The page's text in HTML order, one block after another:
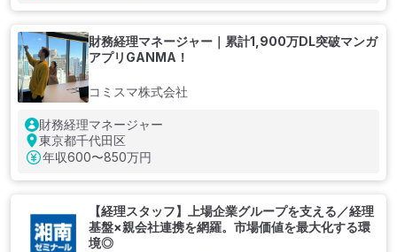
財務経理マネージャー｜累計1,900万DL突破マンガ
アプリGANMA！
コミスマ株式会社
財務経理マネージャー
東京都千代田区
年収600〜850万円
【経理スタッフ】上場企業グループを支える／経理
基盤×親会社連携を網羅。市場価値を最大化する環
境◎